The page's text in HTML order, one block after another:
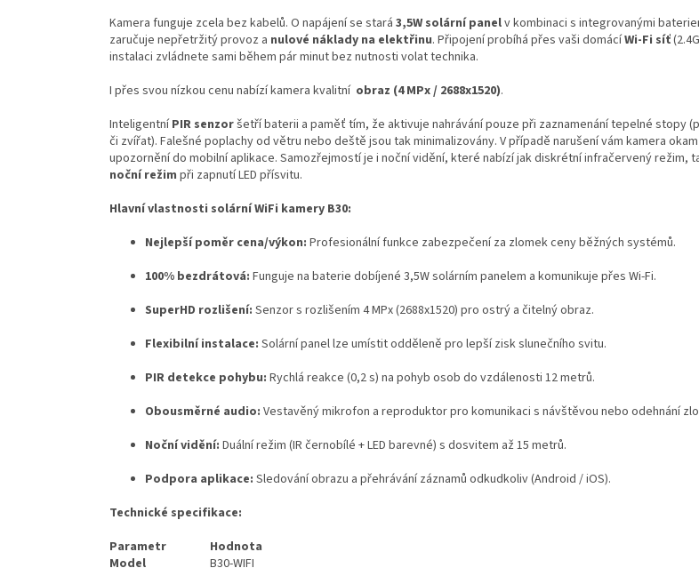
Kamera funguje zcela bez kabelů. O napájení se stará 3,5W solární panelv kombinaci s integrovanými
zaručuje nepřetržitý provoz a nulové náklady na elektřinu. Připojení probíhá přes vaši domácíWi-Fi síť
instalaci zvládnete sami během pár minut bez nutnosti volat technika.
I přes svou nízkou cenu nabízí kamera kvalitní obraz (4 MPx / 2688x1520).
InteligentníPIR senzoršetří baterii a paměť tím, že aktivuje nahrávání pouze při zaznamenání tepelné stopy
či zvířat). Falešné poplachy od větru nebo deště jsou tak minimalizovány. V případě narušení vám kamera
upozornění do mobilní aplikace. Samozřejmostí je i noční vidění, které nabízí jak diskrétní infračervený režim,
noční režim při zapnutí LED přísvitu.
Hlavní vlastnosti solární WiFi kamery B30:
Nejlepší poměr cena/výkon: Profesionální funkce zabezpečení za zlomek ceny běžných systémů.
100% bezdrátová: Funguje na baterie dobíjené 3,5W solárním panelem a komunikuje přes Wi-Fi.
SuperHD rozlišení: Senzor s rozlišením 4 MPx (2688x1520) pro ostrý a čitelný obraz.
Flexibilní instalace: Solární panel lze umístit odděleně pro lepší zisk slunečního svitu.
PIR detekce pohybu: Rychlá reakce (0,2 s) na pohyb osob do vzdálenosti 12 metrů.
Obousměrné audio: Vestavěný mikrofon a reproduktor pro komunikaci s návštěvou nebo odehnání
Noční vidění: Duální režim (IR černobílé + LED barevné) s dosvitem až 15 metrů.
Podpora aplikace: Sledování obrazu a přehrávání záznamů odkudkoliv (Android / iOS).
Technické specifikace:
Parametr
Hodnota
Model
B30-WIFI